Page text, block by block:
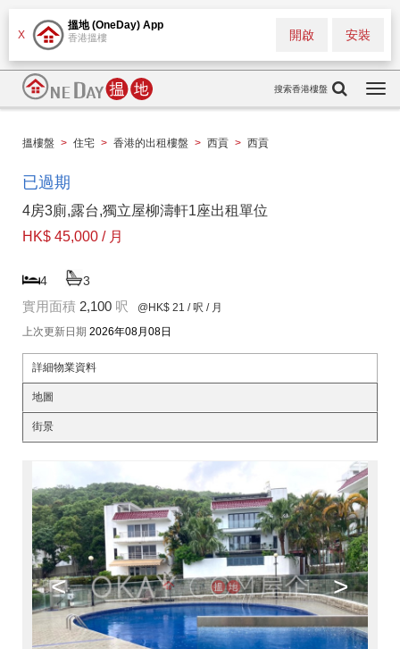
X
搵地 (OneDay) App
香港搵樓 安裝
開啟
搜索香港樓盤
搵樓盤 > 住宅 > 香港的出租樓盤 > 西貢 > 西貢
已過期
4房3廁,露台,獨立屋柳濤軒1座出租單位
HK$ 45,000 / 月
4 3
實用面積 2,100 呎 @HK$ 21 / 呎 / 月
上次更新日期 2026年08月08日
詳細物業資料
地圖
街景
< >